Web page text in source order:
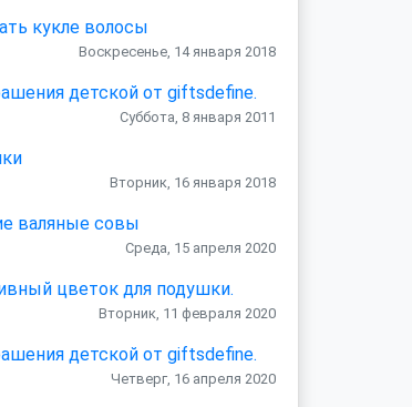
кукле волосы
Воскресенье, 14 января 2018
детской от giftsdefine.
Суббота, 8 января 2011
Вторник, 16 января 2018
валяные совы
Среда, 15 апреля 2020
цветок для подушки.
Вторник, 11 февраля 2020
детской от giftsdefine.
Четверг, 16 апреля 2020